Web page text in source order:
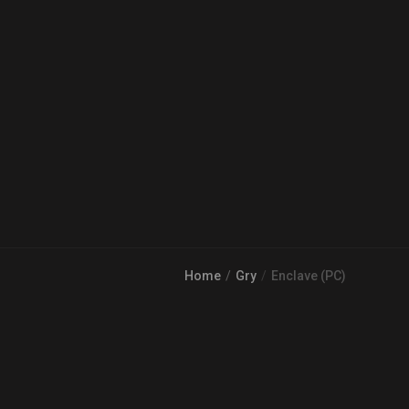
Home Gry Enclave (PC)